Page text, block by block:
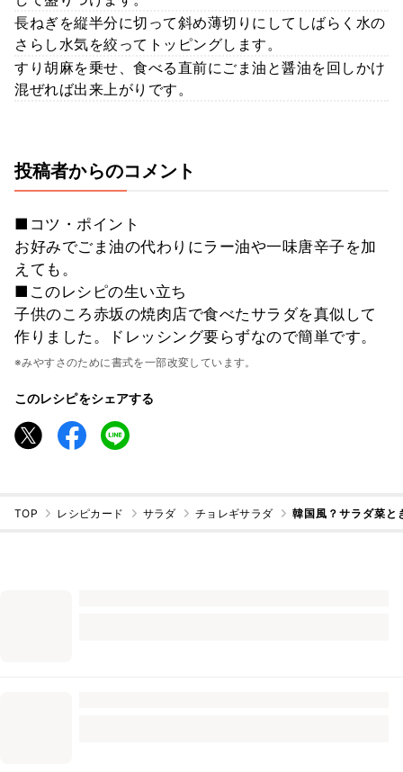
長ねぎを縦半分に切って斜め薄切りにしてしばらく水の
さらし水気を絞ってトッピングします。
すり胡麻を乗せ、食べる直前にごま油と醤油を回しかけ
混ぜれば出来上がりです。
投稿者からのコメント
■コツ・ポイント
お好みでごま油の代わりにラー油や一味唐辛子を加
えても。
■このレシピの生い立ち
子供のころ赤坂の焼肉店で食べたサラダを真似して
作りました。ドレッシング要らずなので簡単です。
※みやすさのために書式を一部改変しています。
このレシピをシェアする
TOP レシピカード サラダ チョレギサラダ 韓国風？サラダ菜と